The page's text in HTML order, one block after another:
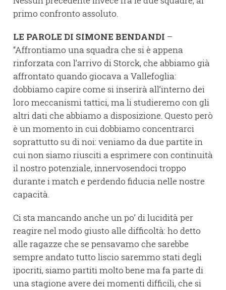
primo confronto assoluto.
LE PAROLE DI SIMONE BENDANDI –
“Affrontiamo una squadra che si è appena
rinforzata con l’arrivo di Storck, che abbiamo già
affrontato quando giocava a Vallefoglia:
dobbiamo capire come si inserirà all’interno dei
loro meccanismi tattici, ma li studieremo con gli
altri dati che abbiamo a disposizione. Questo però
è un momento in cui dobbiamo concentrarci
soprattutto su di noi: veniamo da due partite in
cui non siamo riusciti a esprimere con continuità
il nostro potenziale, innervosendoci troppo
durante i match e perdendo fiducia nelle nostre
capacità.
Ci sta mancando anche un po’ di lucidità per
reagire nel modo giusto alle difficoltà: ho detto
alle ragazze che se pensavamo che sarebbe
sempre andato tutto liscio saremmo stati degli
ipocriti, siamo partiti molto bene ma fa parte di
una stagione avere dei momenti difficili, che si